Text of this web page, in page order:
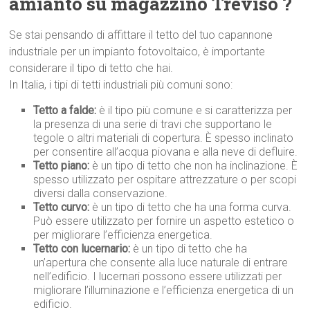
Se stai pensando di affittare il tetto del tuo capannone
industriale per un impianto fotovoltaico, è importante
considerare il tipo di tetto che hai.
In Italia, i tipi di tetti industriali più comuni sono:
Tetto a falde: è il tipo più comune e si caratterizza per
la presenza di una serie di travi che supportano le
tegole o altri materiali di copertura. È spesso inclinato
per consentire all’acqua piovana e alla neve di defluire.
Tetto piano: è un tipo di tetto che non ha inclinazione. È
spesso utilizzato per ospitare attrezzature o per scopi
diversi dalla conservazione.
Tetto curvo: è un tipo di tetto che ha una forma curva.
Può essere utilizzato per fornire un aspetto estetico o
per migliorare l’efficienza energetica.
Tetto con lucernario: è un tipo di tetto che ha
un’apertura che consente alla luce naturale di entrare
nell’edificio. I lucernari possono essere utilizzati per
migliorare l’illuminazione e l’efficienza energetica di un
edificio.